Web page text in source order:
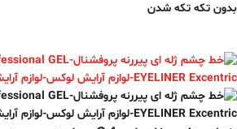
بدون تکه تکه شدن